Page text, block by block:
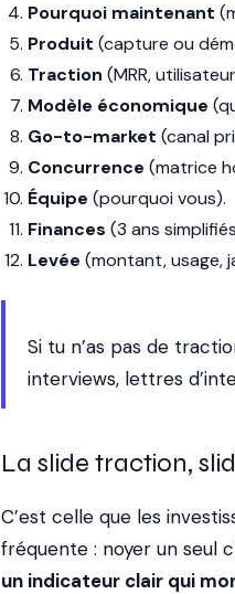
Pourquoi maintenant
Produit (capture ou
Traction (MRR,
Modèle économique
Go-to-market (canal
Concurrence (matrice
Équipe (pourquoi vous).
Finances (3 ans
Levée (montant, usage,
Si tu n’as pas de
interviews, lettres
La slide traction,
C’est celle que les
fréquente : noyer un seul
un indicateur clair qui